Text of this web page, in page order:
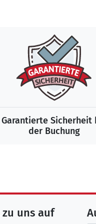
Garantierte Sicherheit
der Buchung
uns auf